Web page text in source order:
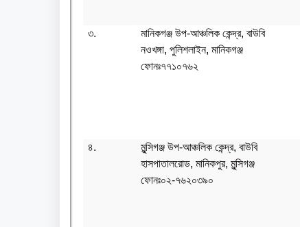
৩.
মানিকগঞ্জ উপ-আঞ্চলিক কেন্দ্র, বাউবি
নওখঙ্গা, পুলিশলাইন, মানিকগঞ্জ
ফোনঃ৭৭১০৭৬২
৪.
মুন্সিগঞ্জ উপ-আঞ্চলিক কেন্দ্র, বাউবি
হাসপাতালরোড, মানিকপুর, মুন্সিগঞ্জ
ফোনঃ০২-৭৬২০৩৯০